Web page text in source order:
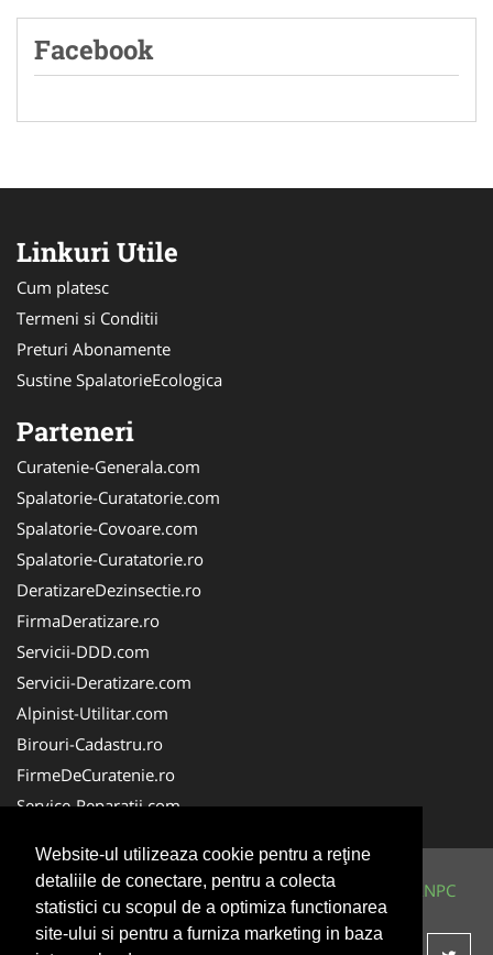
Website-ul utilizeaza cookie pentru a reţine
detaliile de conectare, pentru a colecta
statistici cu scopul de a optimiza functionarea
site-ului si pentru a furniza marketing in baza
Facebook
Linkuri Utile
Cum platesc
Termeni si Conditii
Preturi Abonamente
Sustine SpalatorieEcologica
Parteneri
Curatenie-Generala.com
Spalatorie-Curatatorie.com
Spalatorie-Covoare.com
Spalatorie-Curatatorie.ro
DeratizareDezinsectie.ro
FirmaDeratizare.ro
Servicii-DDD.com
Servicii-Deratizare.com
Alpinist-Utilitar.com
Birouri-Cadastru.ro
FirmeDeCuratenie.ro
Service-Reparatii.com
© 2014-2026 Powered byVilonMedia&TekaBility
ANPC
SOL